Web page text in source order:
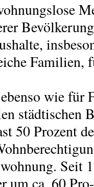
Familien,
wie für
städtischen
50 Prozent
Seit
um ca. 60 Pro-